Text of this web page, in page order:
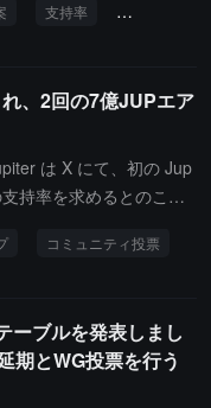
の絶対多数に達し
り返し、必要な 70% の
す。
支持率 投票
、2回の7億JUPエア
は X にて、初の Jup
持率を求めるとのこと
返します。今回の投票
ーキングしているユー
。投票権はステーキン
えられます。この提案
コミュニティ投票
ーブルを発表しまし
期とWG投票を行う